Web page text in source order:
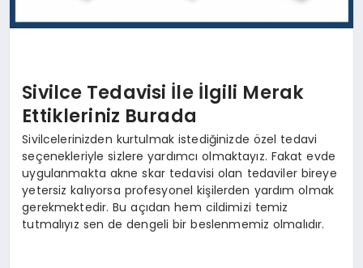
Sivilce Tedavisi İle İlgili Merak
Ettikleriniz Burada
Sivilcelerinizden kurtulmak istediğinizde özel tedavi
seçenekleriyle sizlere yardımcı olmaktayız. Fakat evde
uygulanmakta akne skar tedavisi olan tedaviler bireye
yetersiz kalıyorsa profesyonel kişilerden yardım olmak
gerekmektedir. Bu açıdan hem cildimizi temiz
tutmalıyız sen de dengeli bir beslenmemiz olmalıdır.